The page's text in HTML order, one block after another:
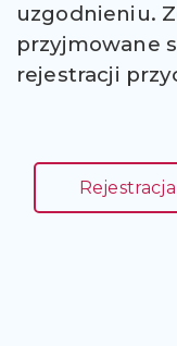
uzgodnieniu.
przyjmowane
rejestracji